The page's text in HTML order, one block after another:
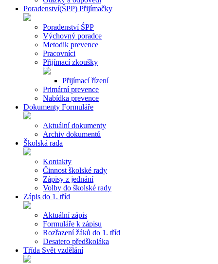
Poradenství(ŠPP) Přijímačky
Poradenství ŚPP
Výchovný poradce
Metodik prevence
Pracovníci
Přijímací zkoušky
Přijímací řízení
Primární prevence
Nabídka prevence
Dokumenty Formuláře
Aktuální dokumenty
Archiv dokumentů
Školská rada
Kontakty
Činnost školské rady
Zápisy z jednání
Volby do školské rady
Zápis do 1. tříd
Aktuální zápis
Formuláře k zápisu
Rozřazení žáků do 1. tříd
Desatero předškoláka
Třída Svět vzdělání